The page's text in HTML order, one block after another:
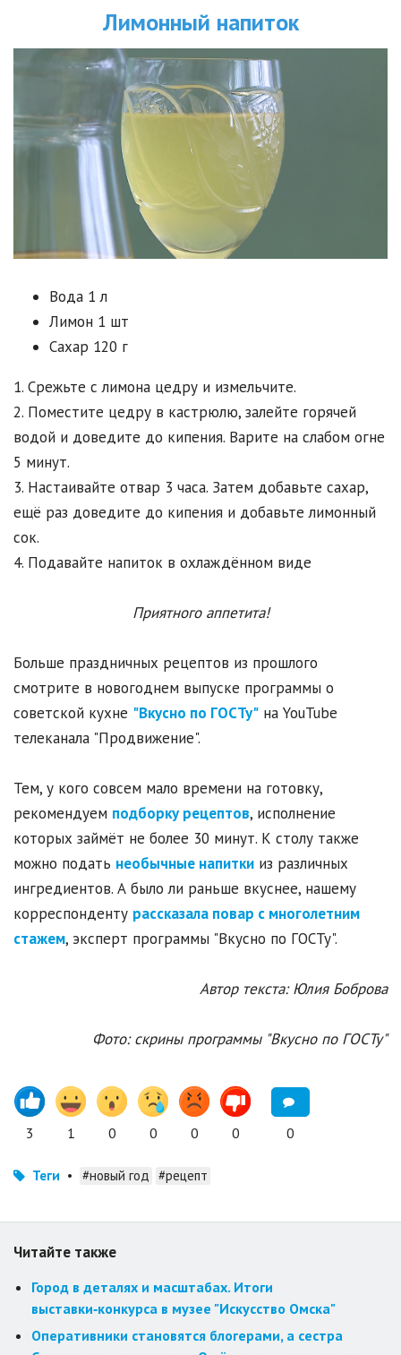
Лимонный напиток
Вода 1 л
Лимон 1 шт
Сахар 120 г
1. Срежьте с лимона цедру и измельчите.
2. Поместите цедру в кастрюлю, залейте горячей
водой и доведите до кипения. Варите на слабом огне
5 минут.
3. Настаивайте отвар 3 часа. Затем добавьте сахар,
ещё раз доведите до кипения и добавьте лимонный
сок.
4. Подавайте напиток в охлаждённом виде
Приятного аппетита!
Больше праздничных рецептов из прошлого
смотрите в новогоднем выпуске программы о
советской кухне "Вкусно по ГОСТу" на YouTube
телеканала "Продвижение".
Тем, у кого совсем мало времени на готовку,
рекомендуем подборку рецептов, исполнение
которых займёт не более 30 минут. К столу также
можно подать необычные напитки из различных
ингредиентов. А было ли раньше вкуснее, нашему
корреспонденту рассказала повар с многолетним
стажем, эксперт программы "Вкусно по ГОСТу".
Автор текста: Юлия Боброва
Фото: скрины программы "Вкусно по ГОСТу"
3 1 0 0 0 0 0
Теги • #новый год #рецепт
Читайте также
Город в деталях и масштабах. Итоги
выставки‑конкурса в музее "Искусство Омска"
Оперативники становятся блогерами, а сестра